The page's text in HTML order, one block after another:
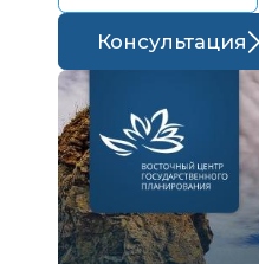
Консультация